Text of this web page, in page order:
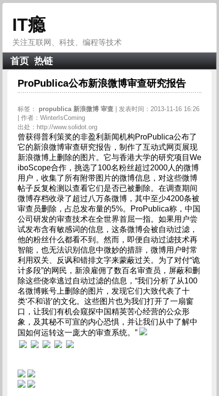
IT瘾
关注互联网、科技、编程等技术
首页 热链
ProPublica公布新浪微博审查研究报告
标签： propublica 新浪微博 审查
| 发表时间：2013-11-16 16:26
| 作者：WinterIsComing
出处：http://www.solidot.org
曾获得普利策奖的非盈利新闻机构ProPublica公布了
它的新浪微博审查研究报告，制作了互动式网页展现
新浪微博上删除的图片。它与香港大学的研究项目We
iboScope合作，挑选了100名粉丝超过2000人的微博
用户，收集了所有附带图片的微博信息，对这些微博
帖子反复检测以查看它们是否已被删除。在调查期间
微博存档收录了超过八万条微博，其中至少4200条被
审查员删除，占总发布量的5%。ProPublica称，中国
公司研发的审查技术在全世界首屈一指。如果用户尝
试发布含有敏感词的信息，这条微博会被自动过滤，
他的粉丝什么都看不到。然而，即便自动过滤技术再
智能，也无法识别信息中微妙的措辞，微博用户时常
利用双关、反讽和错排文字来蒙蔽过关。为了对付“诡
计多段”的网民，新浪雇佣了数百名审查员，屏蔽和删
除这些侥幸逃过自动过滤的信息，“我们分析了从100
名微博账号上删除的图片，发现它们大致代表了十
类‘不和谐’的文化。这些图片也为我们打开了一扇窗
口，让我们有机会窥探中国精英苦心经营的公众形
象，及其秘不可宣的内心恐惧，并让我们从中了解中
国如何运转这一庞大的审查系统。”